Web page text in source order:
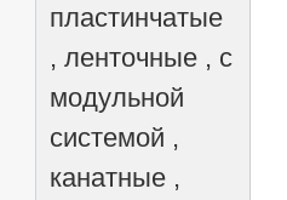
пластинчатые
, ленточные , с
модульной
системой ,
канатные ,